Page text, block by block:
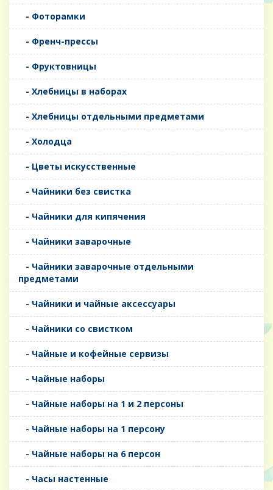
- Фоторамки
- Френч-прессы
- Фруктовницы
- Хлебницы в наборах
- Хлебницы отдельными предметами
- Холодца
- Цветы искусственные
- Чайники без свистка
- Чайники для кипячения
- Чайники заварочные
- Чайники заварочные отдельными
предметами
- Чайники и чайные аксессуары
- Чайники со свистком
- Чайные и кофейные сервизы
- Чайные наборы
- Чайные наборы на 1 и 2 персоны
- Чайные наборы на 1 персону
- Чайные наборы на 6 персон
- Часы настенные